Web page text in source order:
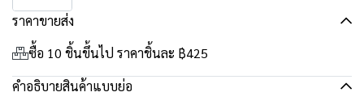
ราคาขายส่ง
ซื้อ 10 ชิ้นขึ้นไป ราคาชิ้นละ ฿425
คำอธิบายสินค้าแบบย่อ